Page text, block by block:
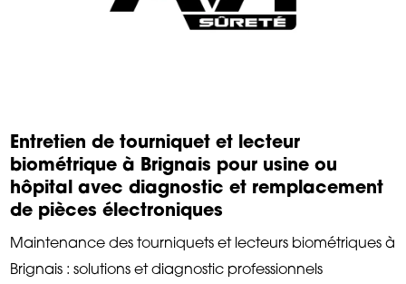
Entretien de tourniquet et lecteur
biométrique à Brignais pour usine ou
hôpital avec diagnostic et remplacement
de pièces électroniques
Maintenance des tourniquets et lecteurs biométriques à
Brignais : solutions et diagnostic professionnels